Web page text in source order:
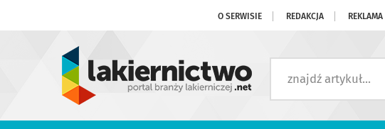
O SERWISIE REDAKCJA REKLAMA